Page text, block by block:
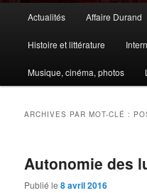
principal
Actualités Affaire Durand
Histoire et littérature
Musique, cinéma, photos
ARCHIVES PAR MOT-CLÉ :
Autonomie des
Publié le8 avril 2016